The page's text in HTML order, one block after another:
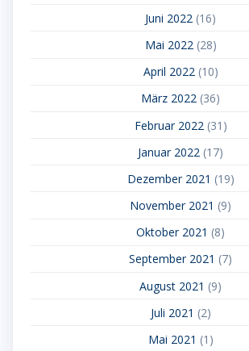
Juni 2022 (16)
Mai 2022(28)
April 2022(10)
März 2022 (36)
Februar 2022 (31)
Januar 2022 (17)
Dezember 2021 (19)
November 2021 (9)
Oktober 2021 (8)
September 2021 (7)
August 2021 (9)
Juli 2021 (2)
Mai 2021 (1)